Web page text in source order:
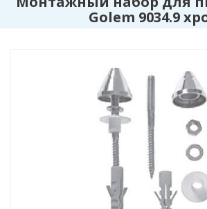
Golem 9034.9